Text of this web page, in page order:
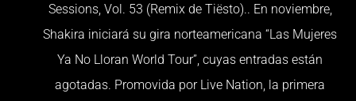
Sessions, Vol. 53 (Remix de Tiësto).. En noviembre,
Shakira iniciará su gira norteamericana “Las Mujeres
Ya No Lloran World Tour”, cuyas entradas están
agotadas. Promovida por Live Nation, la primera